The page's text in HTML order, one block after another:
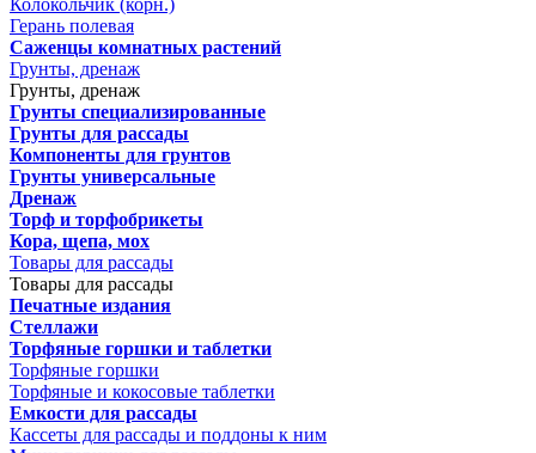
Колокольчик (корн.)
Герань полевая
Саженцы комнатных растений
Грунты, дренаж
Грунты, дренаж
Грунты специализированные
Грунты для рассады
Компоненты для грунтов
Грунты универсальные
Дренаж
Торф и торфобрикеты
Кора, щепа, мох
Товары для рассады
Товары для рассады
Печатные издания
Стеллажи
Торфяные горшки и таблетки
Торфяные горшки
Торфяные и кокосовые таблетки
Емкости для рассады
Кассеты для рассады и поддоны к ним